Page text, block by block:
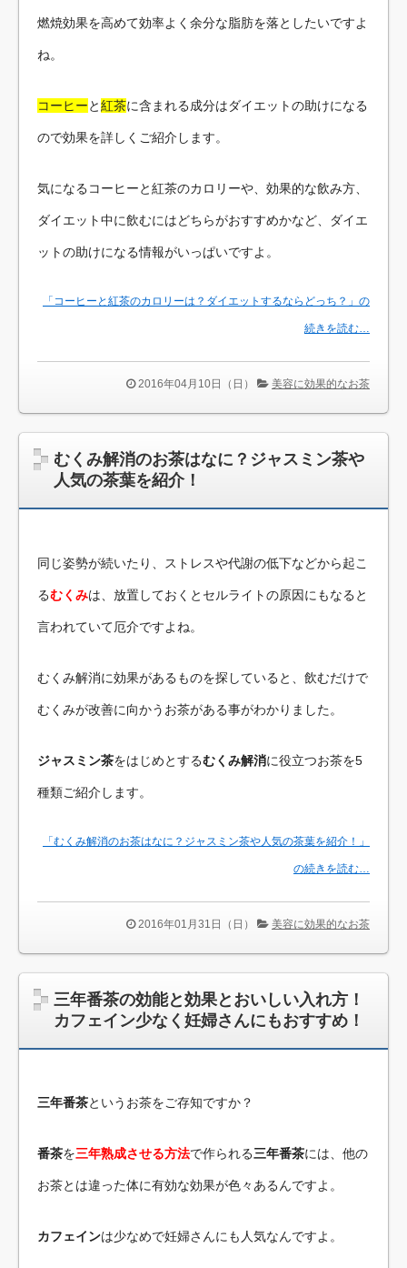
燃焼効果を高めて効率よく余分な脂肪を落としたいですよ
ね。
コーヒーと紅茶に含まれる成分はダイエットの助けになる
ので効果を詳しくご紹介します。
気になるコーヒーと紅茶のカロリーや、効果的な飲み方、
ダイエット中に飲むにはどちらがおすすめかなど、ダイエ
ットの助けになる情報がいっぱいですよ。
「コーヒーと紅茶のカロリーは？ダイエットするならどっち？」の
続きを読む…
2016年04月10日（日） 美容に効果的なお茶
むくみ解消のお茶はなに？ジャスミン茶や
人気の茶葉を紹介！
同じ姿勢が続いたり、ストレスや代謝の低下などから起こ
るむくみは、放置しておくとセルライトの原因にもなると
言われていて厄介ですよね。
むくみ解消に効果があるものを探していると、飲むだけで
むくみが改善に向かうお茶がある事がわかりました。
ジャスミン茶をはじめとするむくみ解消に役立つお茶を5
種類ご紹介します。
「むくみ解消のお茶はなに？ジャスミン茶や人気の茶葉を紹介！」
の続きを読む…
2016年01月31日（日） 美容に効果的なお茶
三年番茶の効能と効果とおいしい入れ方！
カフェイン少なく妊婦さんにもおすすめ！
三年番茶というお茶をご存知ですか？
番茶を三年熟成させる方法で作られる三年番茶には、他の
お茶とは違った体に有効な効果が色々あるんですよ。
カフェインは少なめで妊婦さんにも人気なんですよ。